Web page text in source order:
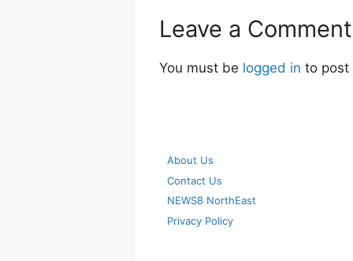
Leave a Comment
You must be logged in to post
About Us
Contact Us
NEWS8 NorthEast
Privacy Policy